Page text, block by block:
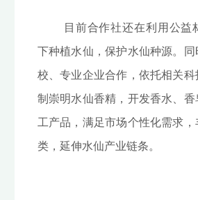
目前合作社还在利用公益
下种植水仙，保护水仙种源。
校、专业企业合作，依托相关科
制崇明水仙香精，开发香水、
工产品，满足市场个性化需求，
类，延伸水仙产业链条。